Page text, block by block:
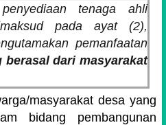
tenaga ahli
pada ayat (2),
pemanfaatan
berasal dari masyarakat
masyarakat desa yang
bidang pembangunan